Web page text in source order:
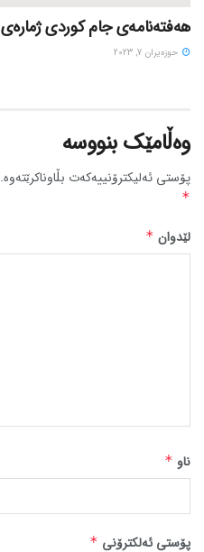
هەفتەنامەی جام کوردی ژمارەی 322
حوزه‌یران 7, 2023
وەڵامێک بنووسە
پۆستی ئەلیکترۆنییەکەت بڵاوناکرێتەوە.
*
لێدوان *
ناو *
پۆستی ئەلکترۆنی *